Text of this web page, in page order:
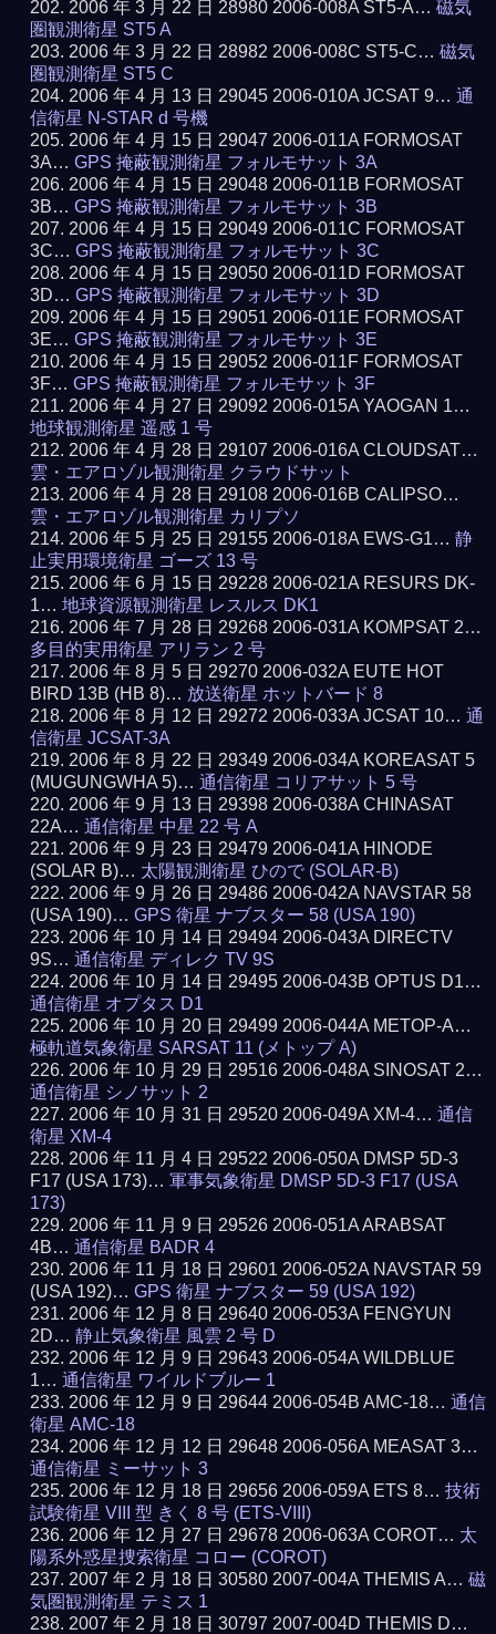
2006 年 3 月 22 日 28980 2006-008A ST5-A…磁気
圏観測衛星 ST5 A
2006 年 3 月 22 日 28982 2006-008C ST5-C…磁気
圏観測衛星 ST5 C
2006 年 4 月 13 日 29045 2006-010A JCSAT 9…通
信衛星 N-STAR d 号機
2006 年 4 月 15 日 29047 2006-011A FORMOSAT
3A…GPS 掩蔽観測衛星 フォルモサット 3A
2006 年 4 月 15 日 29048 2006-011B FORMOSAT
3B…GPS 掩蔽観測衛星 フォルモサット 3B
2006 年 4 月 15 日 29049 2006-011C FORMOSAT
3C…GPS 掩蔽観測衛星 フォルモサット 3C
2006 年 4 月 15 日 29050 2006-011D FORMOSAT
3D…GPS 掩蔽観測衛星 フォルモサット 3D
2006 年 4 月 15 日 29051 2006-011E FORMOSAT
3E…GPS 掩蔽観測衛星 フォルモサット 3E
2006 年 4 月 15 日 29052 2006-011F FORMOSAT
3F…GPS 掩蔽観測衛星 フォルモサット 3F
2006 年 4 月 27 日 29092 2006-015A YAOGAN 1…
地球観測衛星 遥感 1 号
2006 年 4 月 28 日 29107 2006-016A CLOUDSAT…
雲・エアロゾル観測衛星 クラウドサット
2006 年 4 月 28 日 29108 2006-016B CALIPSO…
雲・エアロゾル観測衛星 カリプソ
2006 年 5 月 25 日 29155 2006-018A EWS-G1…静
止実用環境衛星 ゴーズ 13 号
2006 年 6 月 15 日 29228 2006-021A RESURS DK-
1…地球資源観測衛星 レスルス DK1
2006 年 7 月 28 日 29268 2006-031A KOMPSAT 2…
多目的実用衛星 アリラン 2 号
2006 年 8 月 5 日 29270 2006-032A EUTE HOT
BIRD 13B (HB 8)… 放送衛星 ホットバード 8
2006 年 8 月 12 日 29272 2006-033A JCSAT 10…通
信衛星 JCSAT-3A
2006 年 8 月 22 日 29349 2006-034A KOREASAT 5
(MUGUNGWHA 5)…通信衛星 コリアサット 5 号
2006 年 9 月 13 日 29398 2006-038A CHINASAT
22A…通信衛星 中星 22 号 A
2006 年 9 月 23 日 29479 2006-041A HINODE
(SOLAR B)… 太陽観測衛星 ひので (SOLAR-B)
2006 年 9 月 26 日 29486 2006-042A NAVSTAR 58
(USA 190)…GPS 衛星 ナブスター 58 (USA 190)
2006 年 10 月 14 日 29494 2006-043A DIRECTV
9S…通信衛星 ディレク TV 9S
2006 年 10 月 14 日 29495 2006-043B OPTUS D1…
通信衛星 オプタス D1
2006 年 10 月 20 日 29499 2006-044A METOP-A…
極軌道気象衛星 SARSAT 11 (メトップ A)
2006 年 10 月 29 日 29516 2006-048A SINOSAT 2…
通信衛星 シノサット 2
2006 年 10 月 31 日 29520 2006-049A XM-4…通信
衛星 XM-4
2006 年 11 月 4 日 29522 2006-050A DMSP 5D-3
F17 (USA 173)…軍事気象衛星 DMSP 5D-3 F17 (USA
173)
2006 年 11 月 9 日 29526 2006-051A ARABSAT
4B…通信衛星 BADR 4
2006 年 11 月 18 日 29601 2006-052A NAVSTAR 59
(USA 192)…GPS 衛星 ナブスター 59 (USA 192)
2006 年 12 月 8 日 29640 2006-053A FENGYUN
2D…静止気象衛星 風雲 2 号 D
2006 年 12 月 9 日 29643 2006-054A WILDBLUE
1…通信衛星 ワイルドブルー 1
2006 年 12 月 9 日 29644 2006-054B AMC-18…通信
衛星 AMC-18
2006 年 12 月 12 日 29648 2006-056A MEASAT 3…
通信衛星 ミーサット 3
2006 年 12 月 18 日 29656 2006-059A ETS 8…技術
試験衛星 VIII 型 きく 8 号 (ETS-VIII)
2006 年 12 月 27 日 29678 2006-063A COROT… 太
陽系外惑星捜索衛星 コロー (COROT)
2007 年 2 月 18 日 30580 2007-004A THEMIS A…磁
気圏観測衛星 テミス 1
2007 年 2 月 18 日 30797 2007-004D THEMIS D…